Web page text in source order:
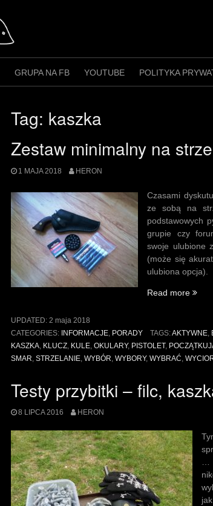
GRUPA NA FB YOUTUBE POLITYKA
Tag: kaszka
Zestaw minimalny na
1 MAJA 2018 HERON
Czasami
ze sobą na
podstawowych
grupie czy
swoje ulubione
(może się
ulubiona opcja).
Read more
UPDATED: 2 maja 2018
CATEGORIES: INFORMACJE PORADY TAGS:AKTYWNE,
KASZKA KLUCZ KULE OKULARY, PISTOLET,
SMAR STRZELANIE WYBÓR WYBORY, WYBRAĆ
Testy przybitki – filc,
8 LIPCA 2016 HERON
…